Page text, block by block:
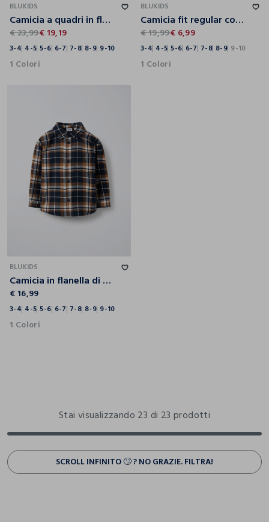
BLUKIDS
Camicia a quadri in flanella di puro cotone bambino
€ 23,99€ 19,19
3-4 4-5 5-6 6-7 7-8 8-9 9-10
1 Colori
BLUKIDS
Camicia fit regular con colletto alla francese in denim di puro cotone bambino
€ 19,99€ 6,99
3-4 4-5 5-6 6-7 7-8 8-9 9-10
1 Colori
BLUKIDS
Camicia in flanella di puro cotone Fit Regular bambino
€ 16,99
3-4 4-5 5-6 6-7 7-8 8-9 9-10
1 Colori
Stai visualizzando 23 di 23 prodotti
SCROLL INFINITO 🙄 ? NO GRAZIE. FILTRA!